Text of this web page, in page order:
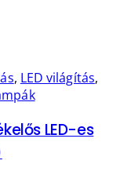
, LED világítás,
LED-es